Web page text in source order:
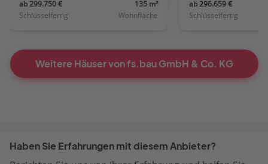
ab 299.750 €
Schlüsselfertig
135 m²
Wohnfläche
ab 296.659 €
Schlüsselfertig
Weitere Häuser von fs.bau GmbH & Co. KG
Haben Sie Erfahrungen mit diesem Anbieter?